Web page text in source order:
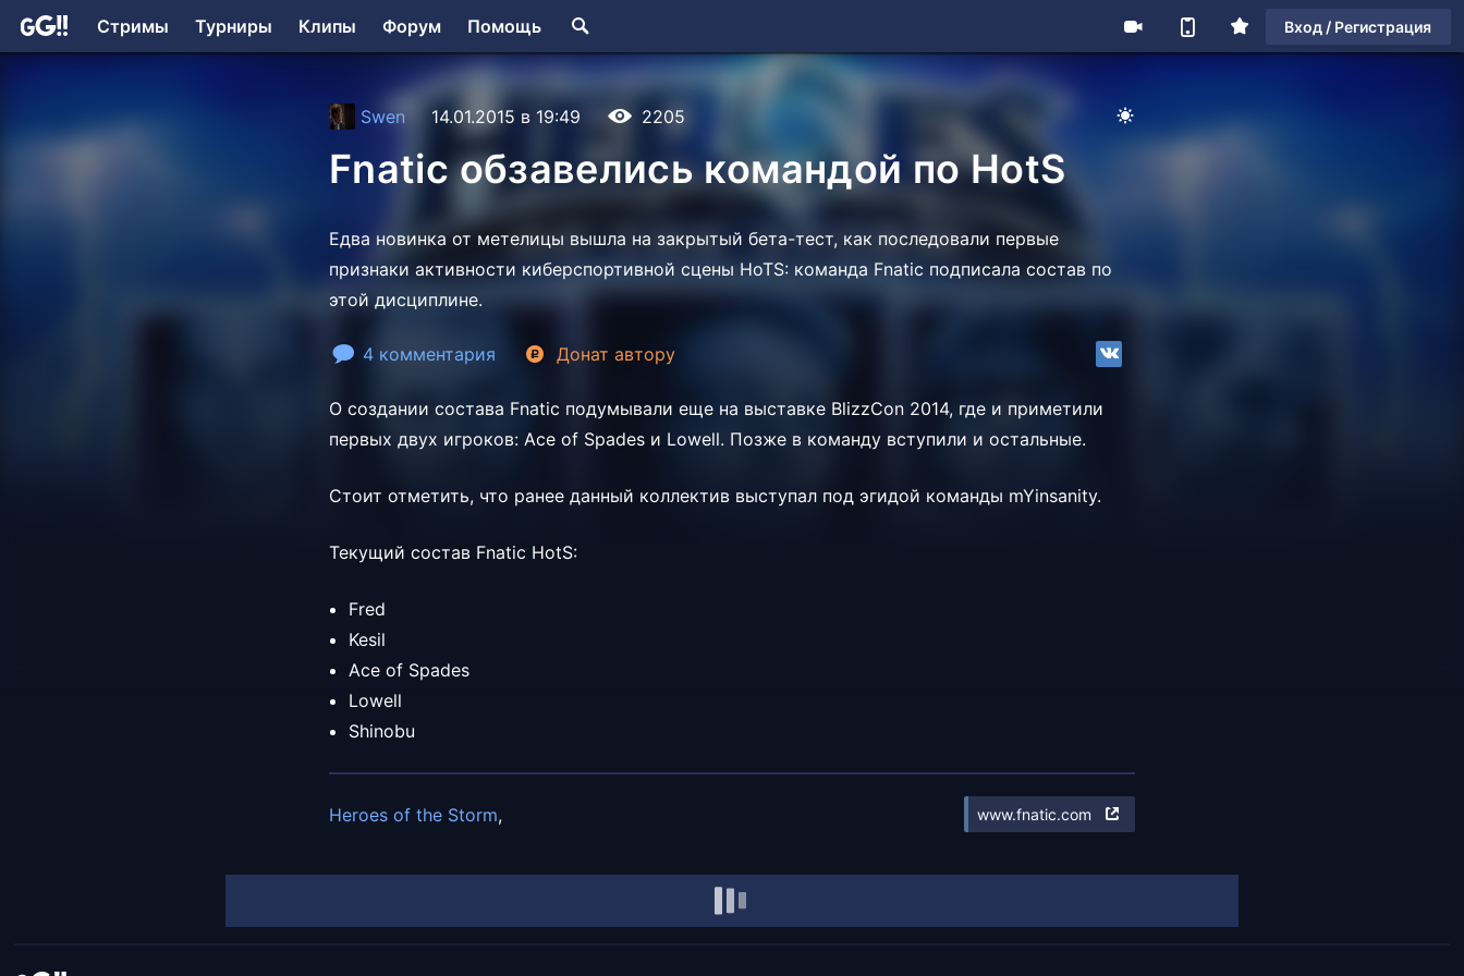
Стримы Турниры Клипы Форум Помощь Вход / Регистрация
Swen 14.01.2015 в 19:49 2205
Fnatic обзавелись командой по HotS
Едва новинка от метелицы вышла на закрытый бета-тест, как последовали первые
признаки активности киберспортивной сцены HoTS: команда Fnatic подписала состав по
этой дисциплине.
4 комментария Донат автору
О создании состава Fnatic подумывали еще на выставке BlizzCon 2014, где и приметили
первых двух игроков: Ace of Spades и Lowell. Позже в команду вступили и остальные.
Стоит отметить, что ранее данный коллектив выступал под эгидой команды mYinsanity.
Текущий состав Fnatic HotS:
Fred
Kesil
Ace of Spades
Lowell
Shinobu
Heroes of the Storm www.fnatic.com